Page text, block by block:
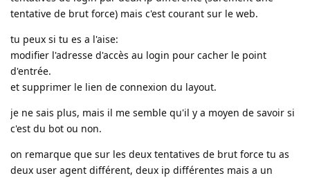
tentative de brut force) mais c'est courant sur le web.
tu peux si tu es a l'aise:
modifier l'adresse d'accès au login pour cacher le point
d'entrée.
et supprimer le lien de connexion du layout.
je ne sais plus, mais il me semble qu'il y a moyen de savoir si
c'est du bot ou non.
on remarque que sur les deux tentatives de brut force tu as
deux user agent différent, deux ip différentes mais a un